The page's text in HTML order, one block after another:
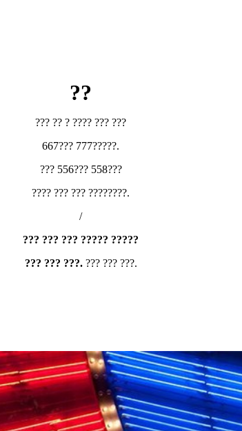
??
??? ?? ? ???? ??? ???
667??? 777?????.
??? 556??? 558???
???? ??? ??? ????????.
/
??? ??? ??? ????? ?????
??? ??? ???.??? ??? ???.